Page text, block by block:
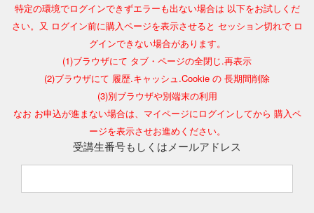
特定の環境でログインできずエラーも出ない場合は 以下をお試しくだ
さい。又 ログイン前に購入ページを表示させると セッション切れで ロ
グインできない場合があります。
(1)ブラウザにて タブ・ページの全閉じ.再表示
(2)ブラウザにて 履歴.キャッシュ.Cookie の 長期間削除
(3)別ブラウザや別端末の利用
なお お申込が進まない場合は、マイページにログインしてから 購入ペ
ージを表示させお進めください。
受講生番号もしくはメールアドレス